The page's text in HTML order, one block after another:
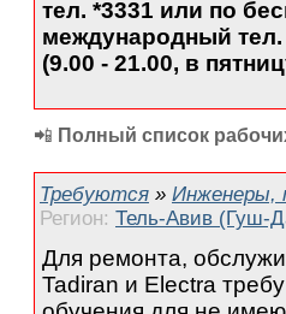
тел. *3331 или по
международный тел.
(9.00 - 21.00, в
📲 Полный список
Требуются » Инженеры,
Регион: Тель-Авив (Гуш-
Для ремонта,
Tadiran и Electra